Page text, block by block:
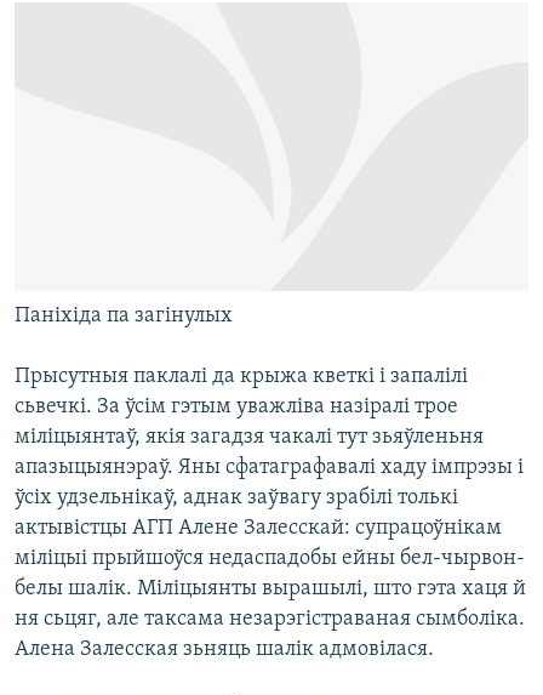
Паніхіда па загінулых
Прысутныя паклалі да крыжа кветкі і запалілі
сьвечкі. За ўсім гэтым уважліва назіралі трое
міліцыянтаў, якія загадзя чакалі тут зьяўленьня
апазыцыянэраў. Яны сфатаграфавалі хаду імпрэзы і
ўсіх удзельнікаў, аднак заўвагу зрабілі толькі
актывістцы АГП Алене Залесскай: супрацоўнікам
міліцыі прыйшоўся недаспадобы ейны бел-чырвон-
белы шалік. Міліцыянты вырашылі, што гэта хаця й
ня сьцяг, але таксама незарэгістраваная сымболіка.
Алена Залесская зьняць шалік адмовілася.